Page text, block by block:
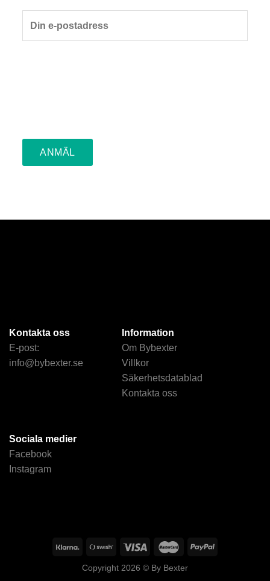
Kontakta oss
E-post:
info@bybexter.se
Information
Om Bybexter
Villkor
Säkerhetsdatablad
Kontakta oss
Sociala medier
Facebook
Instagram
Copyright 2026 © By Bexter